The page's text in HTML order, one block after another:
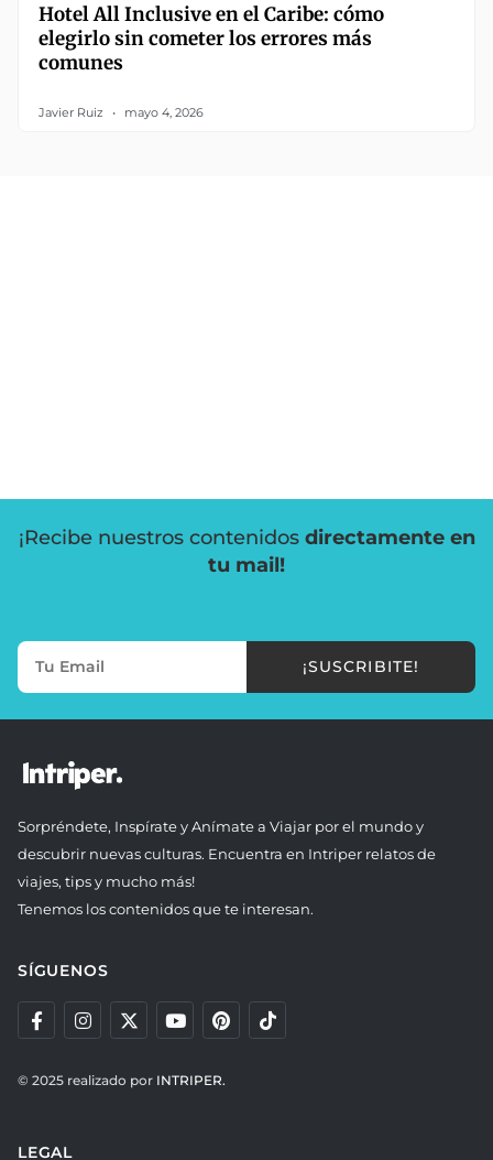
Hotel All Inclusive en el Caribe: cómo
elegirlo sin cometer los errores más
comunes
Javier Ruiz mayo 4, 2026
¡Recibe nuestros contenidos directamente en
tu mail!
¡SUSCRIBITE!
Sorpréndete, Inspírate y Anímate a Viajar por el mundo y
descubrir nuevas culturas. Encuentra en Intriper relatos de
viajes, tips y mucho más!
Tenemos los contenidos que te interesan.
SÍGUENOS
© 2025 realizado por INTRIPER.
LEGAL